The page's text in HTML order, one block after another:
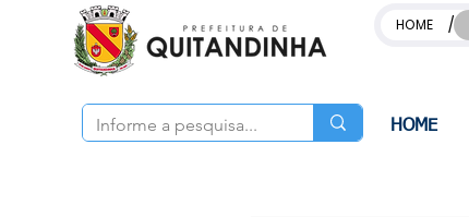
HOME /
HOME